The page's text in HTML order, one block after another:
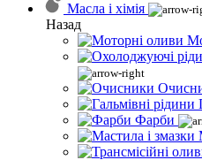
Масла і хімія
Назад
Фарби